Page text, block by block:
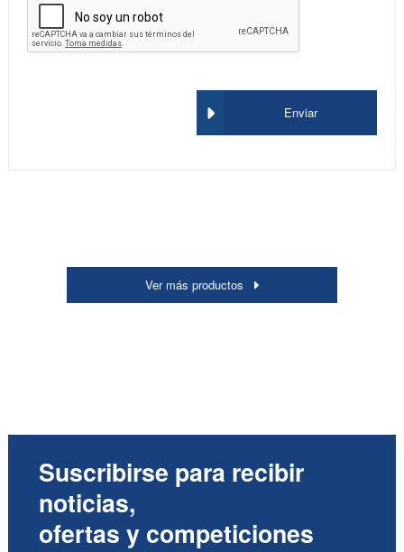
Enviar
Ver más productos
Suscribirse para recibir
noticias,
ofertas y competiciones